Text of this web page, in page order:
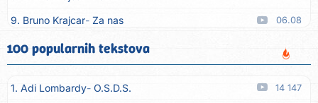
9. Bruno Krajcar Za nas 06.08
10. Tereza Kesovija Da li ću moći
11. Lidija Bačić Neka se vino toči (Nazdravlje) 06.08
12. Karin Kuljanić Nisi zavridel 06.08
100 popularnih tekstova
1. Adi Lombardy O.S.D.S. 14 147